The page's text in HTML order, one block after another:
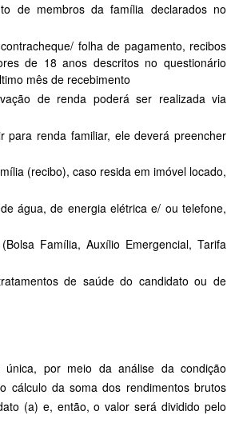
de membros da família declarados no
folha de pagamento, recibos
de 18 anos descritos no questionário
mês de recebimento
de renda poderá ser realizada via
renda familiar, ele deverá preencher
(recibo), caso resida em imóvel locado,
água, de energia elétrica e/ ou telefone,
Família, Auxílio Emergencial, Tarifa
de saúde do candidato ou de
por meio da análise da condição
cálculo da soma dos rendimentos brutos
(a) e, então, o valor será dividido pelo